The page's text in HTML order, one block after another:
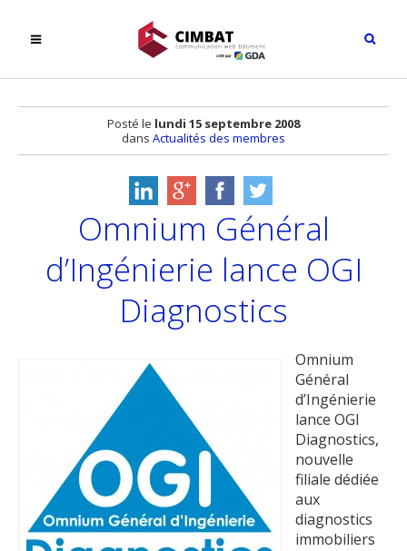
Posté le lundi 15 septembre 2008
dans Actualités des membres
Omnium Général
d’Ingénierie lance OGI
Diagnostics
Omnium
Général
d’Ingénierie
lance OGI
Diagnostics,
nouvelle
filiale dédiée
aux
diagnostics
immobiliers